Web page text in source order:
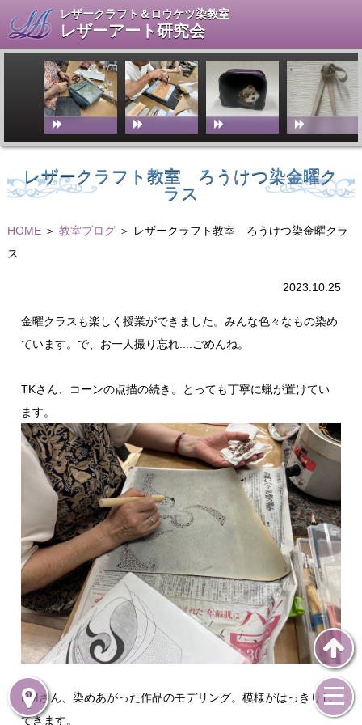
レザークラフト＆ロウケツ染教室
レザーアート研究会
レザークラフト教室 ろうけつ染金曜ク
ラス
HOME＞ 教室ブログ＞ レザークラフト教室 ろうけつ染金曜クラ
ス
2023.10.25
金曜クラスも楽しく授業ができました。みんな色々なもの染め
ています。で、お一人撮り忘れ....ごめんね。
TKさん、コーンの点描の続き。とっても丁寧に蝋が置けてい
ます。
RMさん、染めあがった作品のモデリング。模様がはっきりし
てきます。